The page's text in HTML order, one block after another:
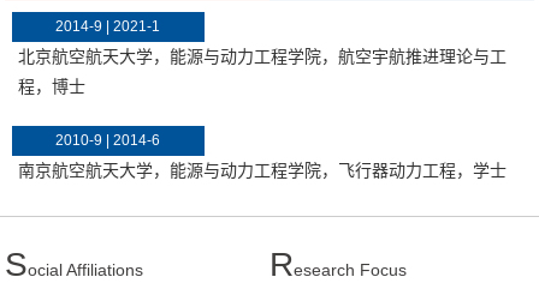
2014-9 | 2021-1
北京航空航天大学，能源与动力工程学院，航空宇航推进理论与工
程，博士
2010-9 | 2014-6
南京航空航天大学，能源与动力工程学院，飞行器动力工程，学士
Social Affiliations Research Focus